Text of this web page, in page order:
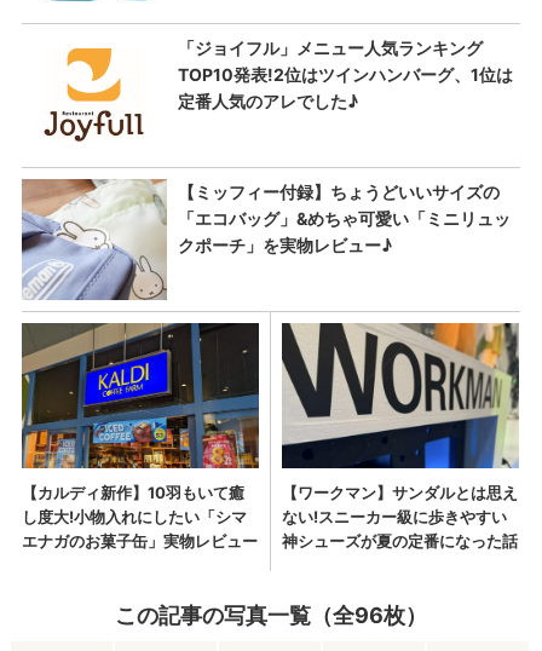
この記事の写真一覧（全96枚）